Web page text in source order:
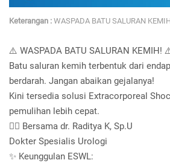
Keterangan : WASPADA BATU SALURAN KEMIH
⚠️ WASPADA BATU SALURAN KEMIH!
Batu saluran kemih terbentuk dari
berdarah. Jangan abaikan gejalanya!
Kini tersedia solusi Extracorporeal
pemulihan lebih cepat.
👨‍⚕️ Bersama dr. Raditya K, Sp.U
Dokter Spesialis Urologi
✨ Keunggulan ESWL: